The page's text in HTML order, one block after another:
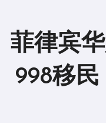
菲律宾
998移